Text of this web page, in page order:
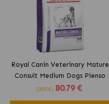
Royal Canin Veterinary Mature
Consult Medium Dogs Pienso
para Perros Senior Medianos
(DESDE) 80.79 €